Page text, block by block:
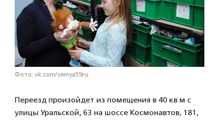
Фото: vk.com/semya59ru
Переезд произойдет из помещения в 40 кв м с
улицы Уральской, 63 на шоссе Космонавтов, 181,